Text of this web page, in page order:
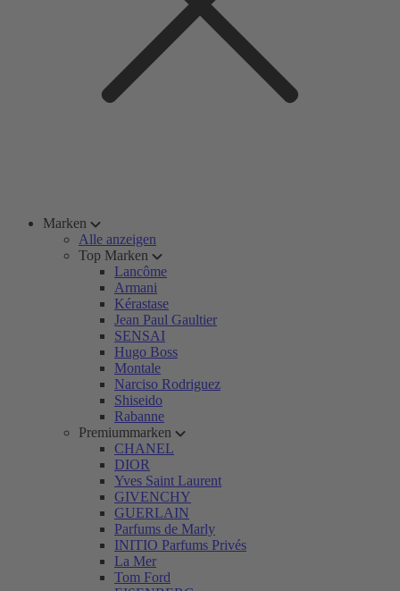
Marken
Alle anzeigen
Top Marken
Lancôme
Armani
Kérastase
Jean Paul Gaultier
SENSAI
Hugo Boss
Montale
Narciso Rodriguez
Shiseido
Rabanne
Premiummarken
CHANEL
DIOR
Yves Saint Laurent
GIVENCHY
GUERLAIN
Parfums de Marly
INITIO Parfums Privés
La Mer
Tom Ford